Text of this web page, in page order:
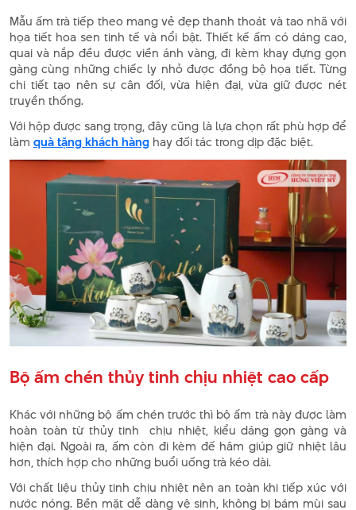
Mẫu ấm trà tiếp theo mang vẻ đẹp thanh thoát và tao nhã với
họa tiết hoa sen tinh tế và nổi bật. Thiết kế ấm có dáng cao,
quai và nắp đều được viền ánh vàng, đi kèm khay đựng gọn
gàng cùng những chiếc ly nhỏ được đồng bộ họa tiết. Từng
chi tiết tạo nên sự cân đối, vừa hiện đại, vừa giữ được nét
truyền thống.
Với hộp được sang trọng, đây cũng là lựa chọn rất phù hợp để
làm quà tặng khách hàng hay đối tác trong dịp đặc biệt.
Bộ ấm chén thủy tinh chịu nhiệt cao cấp
Khác với những bộ ấm chén trước thì bộ ấm trà này được làm
hoàn toàn từ thủy tinh chịu nhiệt, kiểu dáng gọn gàng và
hiện đại. Ngoài ra, ấm còn đi kèm đế hâm giúp giữ nhiệt lâu
hơn, thích hợp cho những buổi uống trà kéo dài.
Với chất liệu thủy tinh chịu nhiệt nên an toàn khi tiếp xúc với
nước nóng. Bền mặt dễ dàng vệ sinh, không bị bám mùi sau